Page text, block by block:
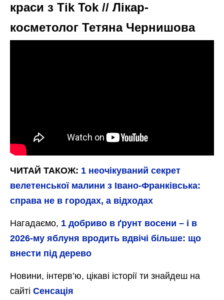
краси з Tik Tok // Лікар-
косметолог Тетяна Чернишова
ЧИТАЙ ТАКОЖ: 1 неочікуваний секрет
велетенської малини з Івано-Франківська:
справа не в городах, а відходах
Нагадаємо, 1 добриво в ґрунт восени – і в
2026-му яблуня вродить вдвічі більше: що
внести під дерево
Новини, інтерв’ю, цікаві історії ти знайдеш на
сайті Сенсація